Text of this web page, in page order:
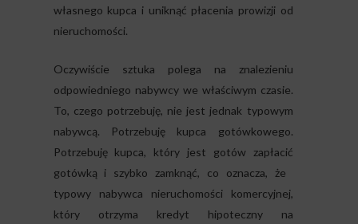
własnego kupca i uniknąć płacenia prowizji od
nieruchomości.
Oczywiście sztuka polega na znalezieniu
odpowiedniego nabywcy we właściwym czasie.
To, czego potrzebuję, nie jest jednak typowym
nabywcą. Potrzebuję kupca gotówkowego.
Potrzebuję kupca, który jest gotów zapłacić
gotówką i szybko zamknąć, co oznacza, że ​​
typowy nabywca nieruchomości komercyjnej,
który otrzyma kredyt hipoteczny na